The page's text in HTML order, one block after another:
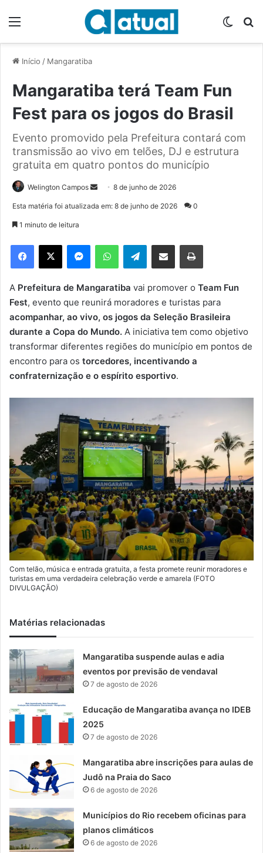
Início / Mangaratiba
Mangaratiba terá Team Fun
Fest para os jogos do Brasil
Evento promovido pela Prefeitura contará com
transmissão ao vivo em telões, DJ e estrutura
gratuita em quatro pontos do município
Welington Campos
e
m
e
-
a
8 de junho de 2026
Esta matéria foi atualizada em: 8 de junho de 2026 0
1 minuto de leitura
Telegram
A Prefeitura de Mangaratiba vai promover o Team Fun
Fest, evento que reunirá moradores e turistas para
acompanhar, ao vivo, os jogos da Seleção Brasileira
durante a Copa do Mundo. A iniciativa tem como objetivo
transformar diferentes regiões do município em pontos de
encontro para os torcedores, incentivando a
confraternização e o espírito esportivo.
Com telão, música e entrada gratuita, a festa promete reunir moradores e
turistas em uma verdadeira celebração verde e amarela (FOTO
DIVULGAÇÃO)
Matérias relacionadas
Mangaratiba suspende aulas e adia
eventos por previsão de vendaval
7 de agosto de 2026
Educação de Mangaratiba avança no IDEB
2025
7 de agosto de 2026
Mangaratiba abre inscrições para aulas de
Judô na Praia do Saco
6 de agosto de 2026
Municípios do Rio recebem oficinas para
planos climáticos
6 de agosto de 2026